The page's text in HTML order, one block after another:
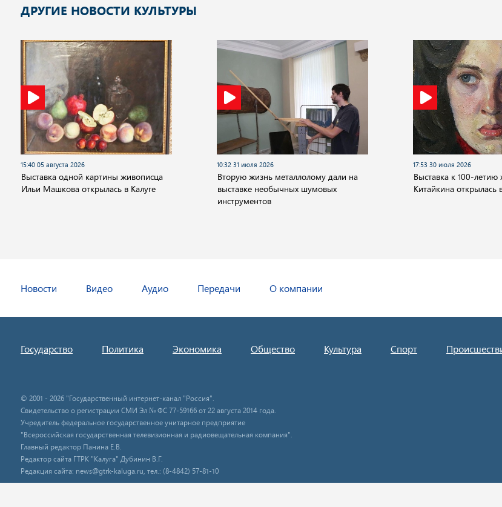
ДРУГИЕ НОВОСТИ КУЛЬТУРЫ
15:40 05 августа 2026
Выставка одной картины живописца
Ильи Машкова открылась в Калуге
10:32 31 июля 2026
Вторую жизнь металлолому дали на
выставке необычных шумовых
инструментов
17:53 30 июля 2026
Выставка к 100-летию
Китайкина открылась
Новости Видео Аудио Передачи О компании
Государство Политика Экономика Общество Культура Спорт
© 2001 - 2026 "Государственный интернет-канал "Россия".
Свидетельство о регистрации СМИ Эл № ФС 77-59166 от 22 августа 2014 года.
Учредитель федеральное государственное унитарное предприятие
"Всероссийская государственная телевизионная и радиовещательная компания".
Главный редактор Панина Е.В.
Редактор сайта ГТРК "Калуга" Дубинин В.Г.
Редакция сайта: news@gtrk-kaluga.ru, тел.: (8-4842) 57-81-10